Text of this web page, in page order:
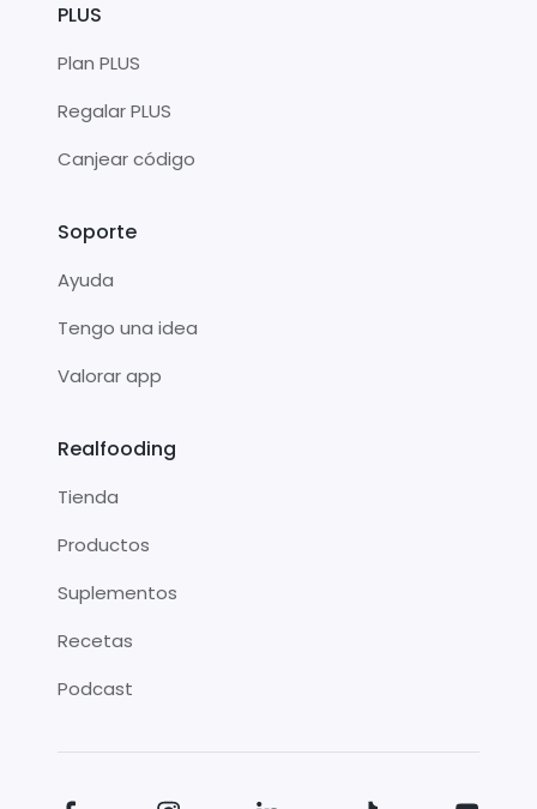
PLUS
Plan PLUS
Regalar PLUS
Canjear código
Soporte
Ayuda
Tengo una idea
Valorar app
Realfooding
Tienda
Productos
Suplementos
Recetas
Podcast